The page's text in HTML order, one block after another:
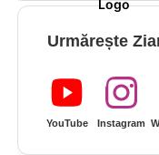
Urmărește
YouTube Instagram